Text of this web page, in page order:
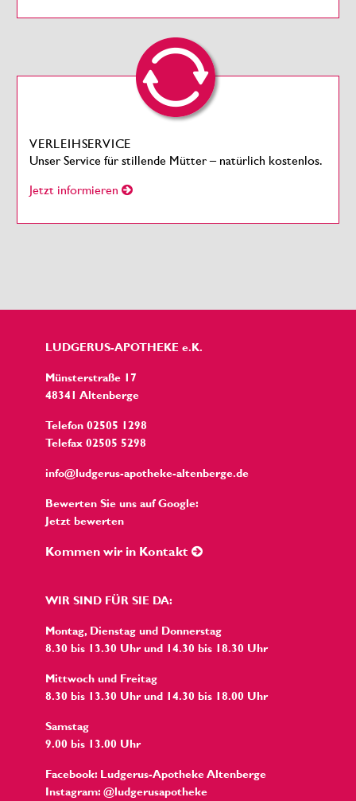
VERLEIHSERVICE
Unser Service für stillende Mütter – natürlich kostenlos.
Jetzt informieren
LUDGERUS-APOTHEKE e.K.
Münsterstraße 17
48341 Altenberge
Telefon 02505 1298
Telefax 02505 5298
info@ludgerus-apotheke-altenberge.de
Bewerten Sie uns auf Google:
Jetzt bewerten
Kommen wir in Kontakt
WIR SIND FÜR SIE DA:
Montag, Dienstag und Donnerstag
8.30 bis 13.30 Uhr und 14.30 bis 18.30 Uhr
Mittwoch und Freitag
8.30 bis 13.30 Uhr und 14.30 bis 18.00 Uhr
Samstag
9.00 bis 13.00 Uhr
Facebook: Ludgerus-Apotheke Altenberge
Instagram: @ludgerusapotheke